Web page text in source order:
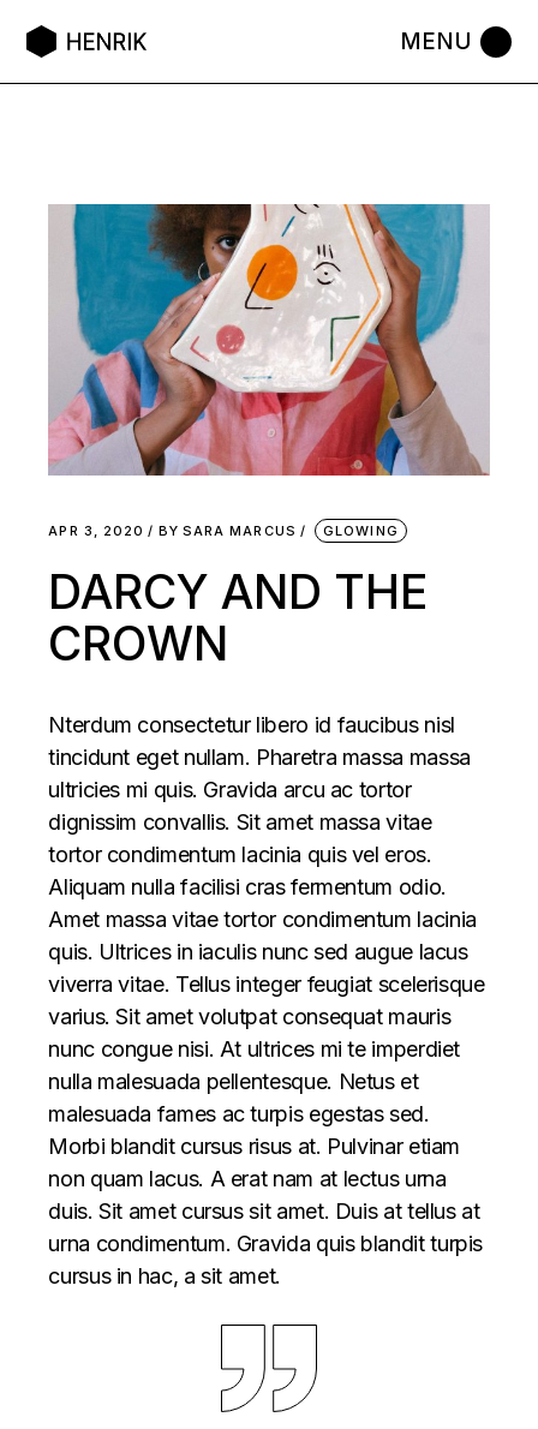
APR 3, 2020 BY SARA MARCUS GLOWING
DARCY AND THE
CROWN
Nterdum consectetur libero id faucibus nisl
tincidunt eget nullam. Pharetra massa massa
ultricies mi quis. Gravida arcu ac tortor
dignissim convallis. Sit amet massa vitae
tortor condimentum lacinia quis vel eros.
Aliquam nulla facilisi cras fermentum odio.
Amet massa vitae tortor condimentum lacinia
quis. Ultrices in iaculis nunc sed augue lacus
viverra vitae. Tellus integer feugiat scelerisque
varius. Sit amet volutpat consequat mauris
nunc congue nisi. At ultrices mi te imperdiet
nulla malesuada pellentesque. Netus et
malesuada fames ac turpis egestas sed.
Morbi blandit cursus risus at. Pulvinar etiam
non quam lacus. A erat nam at lectus urna
duis. Sit amet cursus sit amet. Duis at tellus at
urna condimentum. Gravida quis blandit turpis
cursus in hac, a sit amet.